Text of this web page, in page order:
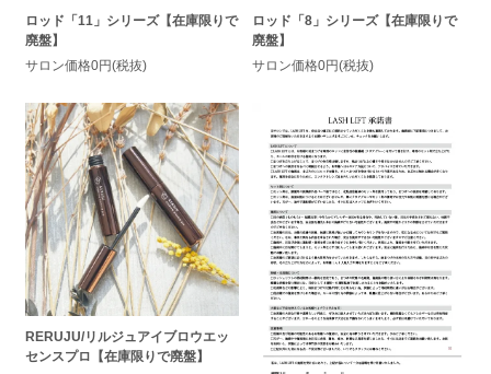
ロッド「11」シリーズ【在庫限りで
廃盤】
サロン価格0円(税抜)
ロッド「8」シリーズ【在庫限りで
廃盤】
サロン価格0円(税抜)
RERUJU/リルジュアイブロウエッ
センスプロ【在庫限りで廃盤】